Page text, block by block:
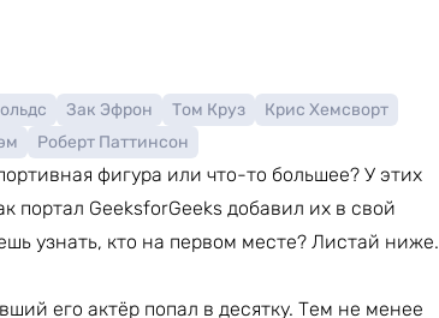
Зак Эфрон Том Круз
Крис Хемсворт
Роберт Паттинсон
фигура или что-то большее? У этих
портал GeeksforGeeks добавил их в свой
узнать, кто на первом месте? Листай ниже.
его актёр попал в десятку. Тем не менее